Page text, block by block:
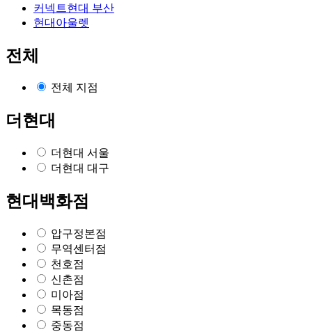
커넥트현대 부산
현대아울렛
전체
전체 지점
더현대
더현대 서울
더현대 대구
현대백화점
압구정본점
무역센터점
천호점
신촌점
미아점
목동점
중동점